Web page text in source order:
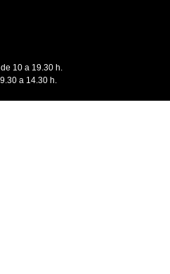
10 a 19.30 h.
a 14.30 h.